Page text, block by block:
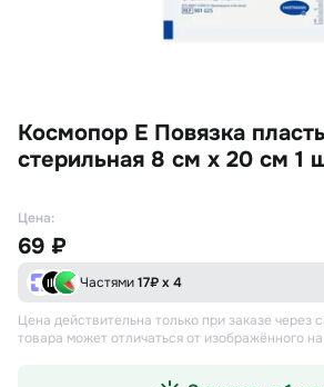
Космопор Е Повязка
стерильная 8 см х 20 см 1
Цена:
69 ₽
Частями17₽ х 4
Цена действительна только при заказе через
товара может отличаться от изображённого